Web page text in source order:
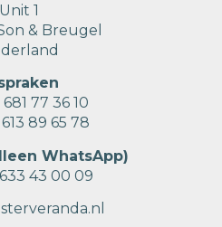
Unit 1
& Breugel
681 77 36 10
89 65 78
WhatsApp)
43 00 09